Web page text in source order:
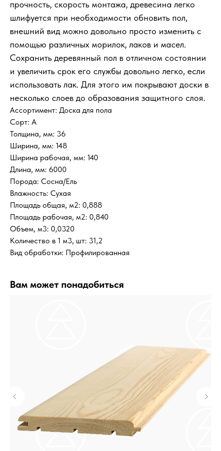
КУпить билет
прочность, скорость монтажа, древесина легко
шлифуется при необходимости обновить пол,
внешний вид можно довольно просто изменить с
помощью различных морилок, лаков и масел.
Сохранить деревянный пол в отличном состоянии
и увеличить срок его службы довольно легко, если
использовать лак. Для этого им покрывают доски в
несколько слоев до образования защитного слоя.
Ассортимент: Доска для пола
Сорт: А
Толщина, мм: 36
Ширина, мм: 148
Ширина рабочая, мм: 140
Длина, мм: 6000
Порода: Сосна/Ель
Влажность: Сухая
Площадь общая, м2: 0,888
Площадь рабочая, м2: 0,840
Объем, м3: 0,0320
Количество в 1 м3, шт: 31,2
Вид обработки: Профилированная
Вам может понадобиться